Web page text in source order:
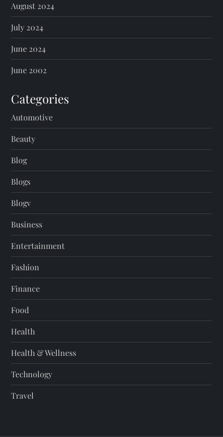
August 2024
July 2024
June 2024
June 2002
Categories
Automotive
Beauty
Blog
Blogs
Blogv
Business
Entertainment
Fashion
Finance
Food
Health
Health & Wellness
Technology
Travel